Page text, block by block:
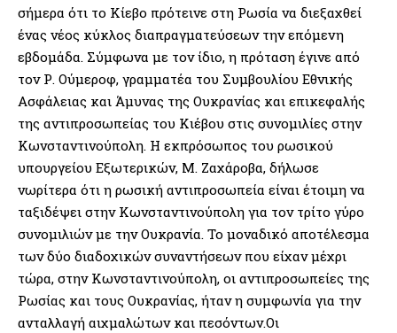
σήμερα ότι το Κίεβο πρότεινε στη Ρωσία να διεξαχθεί
ένας νέος κύκλος διαπραγματεύσεων την επόμενη
εβδομάδα. Σύμφωνα με τον ίδιο, η πρόταση έγινε από
τον Ρ. Ούμεροφ, γραμματέα του Συμβουλίου Εθνικής
Ασφάλειας και Άμυνας της Ουκρανίας και επικεφαλής
της αντιπροσωπείας του Κιέβου στις συνομιλίες στην
Κωνσταντινούπολη. Η εκπρόσωπος του ρωσικού
υπουργείου Εξωτερικών, Μ. Ζαχάροβα, δήλωσε
νωρίτερα ότι η ρωσική αντιπροσωπεία είναι έτοιμη να
ταξιδέψει στην Κωνσταντινούπολη για τον τρίτο γύρο
συνομιλιών με την Ουκρανία. Το μοναδικό αποτέλεσμα
των δύο διαδοχικών συναντήσεων που είχαν μέχρι
τώρα, στην Κωνσταντινούπολη, οι αντιπροσωπείες της
Ρωσίας και τους Ουκρανίας, ήταν η συμφωνία για την
ανταλλαγή αιχμαλώτων και πεσόντων.Οι